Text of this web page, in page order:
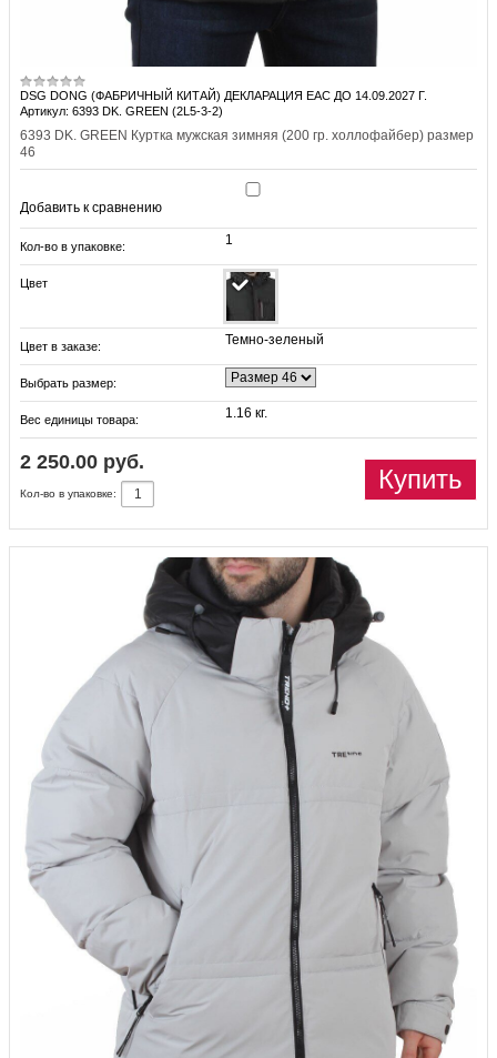
DSG DONG (ФАБРИЧНЫЙ КИТАЙ) ДЕКЛАРАЦИЯ EAC ДО 14.09.2027 Г.
Артикул: 6393 DK. GREEN (2L5-3-2)
6393 DK. GREEN Куртка мужская зимняя (200 гр. холлофайбер) размер
46
Добавить к сравнению
Кол-во в упаковке: 1
Цвет
Цвет в заказе: Темно-зеленый
Выбрать размер:
Вес единицы товара: 1.16 кг.
2 250.00 руб.
Купить
Кол-во в упаковке: